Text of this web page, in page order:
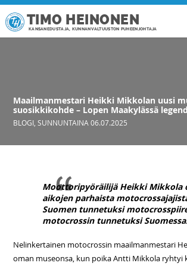
TIMO HEINONEN
KANSANEDUSTAJA, KUNNANVALTUUSTON PUHEENJOHTAJA
Maailmanmestari Heikki Mikkolan uusi
suosikkikohde – Lopen Maakylässä
BLOGI ,SUNNUNTAINA 06.07.2025
Moottoripyöräilijä Heikki Mikkola
aikojen parhaista
Suomen tunnetuksi
motocrossin tunnetuksi
Nelinkertainen motocrossin maailmanmestari
oman museonsa, kun poika Antti Mikkola ryhtyi